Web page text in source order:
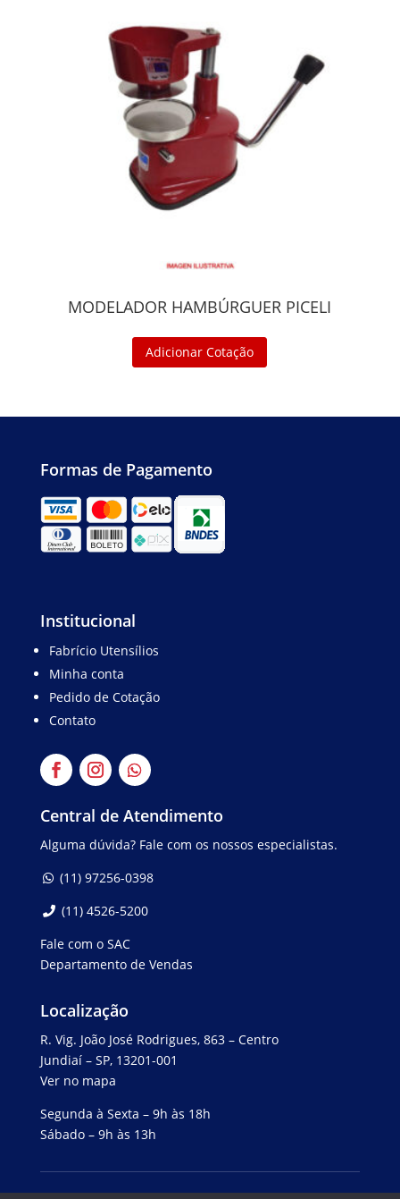
MODELADOR HAMBÚRGUER PICELI
Adicionar Cotação
Formas de Pagamento
Institucional
Fabrício Utensílios
Minha conta
Pedido de Cotação
Contato
Central de Atendimento
Alguma dúvida? Fale com os nossos especialistas.
(11) 97256-0398
(11) 4526-5200
Fale com o SAC
Departamento de Vendas
Localização
R. Vig. João José Rodrigues, 863 – Centro
Jundiaí – SP, 13201-001
Ver no mapa
Segunda à Sexta – 9h às 18h
Sábado – 9h às 13h